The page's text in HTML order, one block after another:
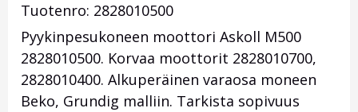
Tuotenro: 2828010500
Pyykinpesukoneen moottori Askoll M500
2828010500. Korvaa moottorit 2828010700,
2828010400. Alkuperäinen varaosa moneen
Beko, Grundig malliin. Tarkista sopivuus